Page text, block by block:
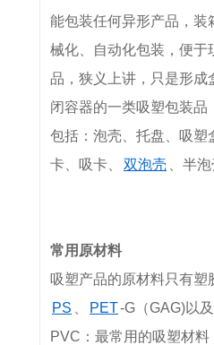
能包装任何异形产品，装
械化、自动化包装，便于
品，狭义上讲，只是形成
闭容器的一类吸塑包装品
包括：泡壳、托盘、吸塑
卡、吸卡、
双泡壳 、半
常用原材料
吸塑产品的原材料只有
PS
PET-G（GAG)以
PVC：最常用的吸塑材